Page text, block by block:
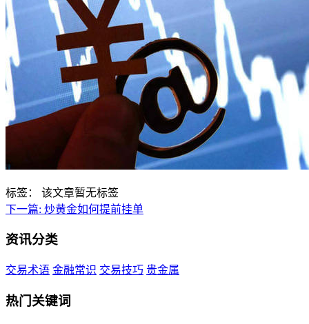
标签：
该文章暂无标签
下一篇: 炒黄金如何提前挂单
资讯分类
交易术语 金融常识 交易技巧 贵金属
热门关键词